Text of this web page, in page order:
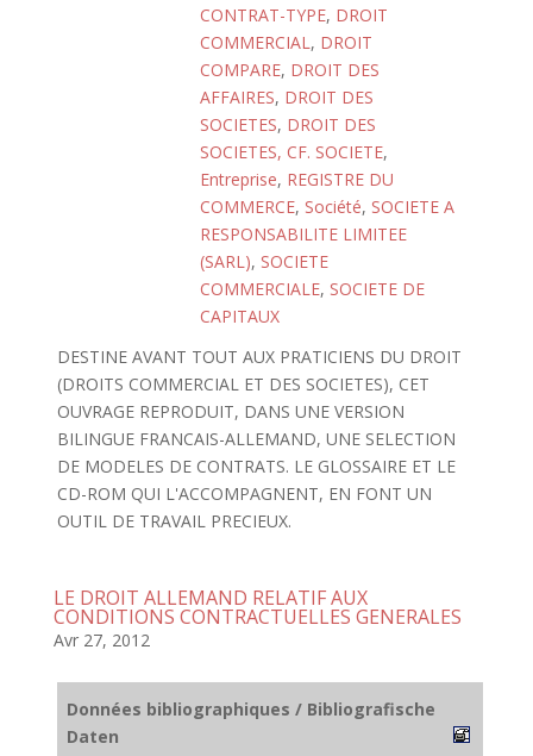
CONTRAT-TYPE, DROIT
COMMERCIAL, DROIT
COMPARE, DROIT DES
AFFAIRES, DROIT DES
SOCIETES, DROIT DES
SOCIETES, CF. SOCIETE,
Entreprise, REGISTRE DU
COMMERCE, Société, SOCIETE A
RESPONSABILITE LIMITEE
(SARL), SOCIETE
COMMERCIALE, SOCIETE DE
CAPITAUX
DESTINE AVANT TOUT AUX PRATICIENS DU DROIT
(DROITS COMMERCIAL ET DES SOCIETES), CET
OUVRAGE REPRODUIT, DANS UNE VERSION
BILINGUE FRANCAIS-ALLEMAND, UNE SELECTION
DE MODELES DE CONTRATS. LE GLOSSAIRE ET LE
CD-ROM QUI L'ACCOMPAGNENT, EN FONT UN
OUTIL DE TRAVAIL PRECIEUX.
LE DROIT ALLEMAND RELATIF AUX
CONDITIONS CONTRACTUELLES GENERALES
Avr 27, 2012
Données bibliographiques / Bibliografische
Daten